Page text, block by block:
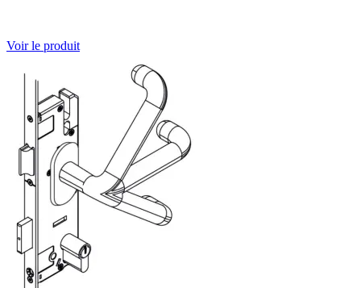
Voir le produit